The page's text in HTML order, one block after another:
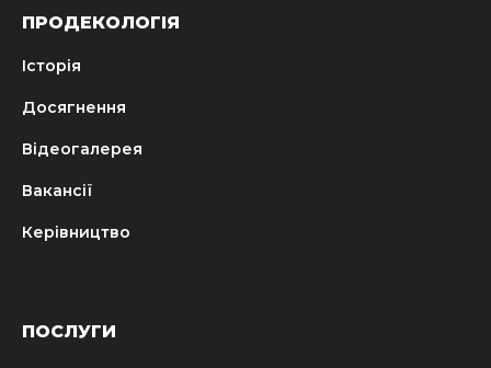
ПРОДЕКОЛОГІЯ
Історія
Досягнення
Відеогалерея
Вакансії
Керівництво
ПОСЛУГИ